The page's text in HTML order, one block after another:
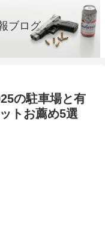
ブログ
の駐車場と有
トお薦め5選